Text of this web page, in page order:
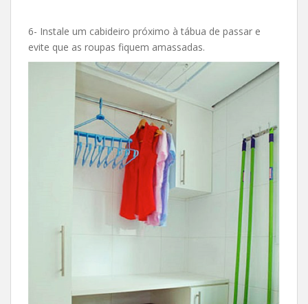
6- Instale um cabideiro próximo à tábua de passar e
evite que as roupas fiquem amassadas.